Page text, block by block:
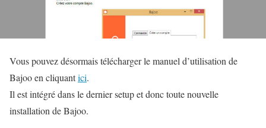
Vous pouvez désormais télécharger le manuel d’utilisation de
Bajoo en cliquantici.
Il est intégré dans le dernier setup et donc toute nouvelle
installation de Bajoo.